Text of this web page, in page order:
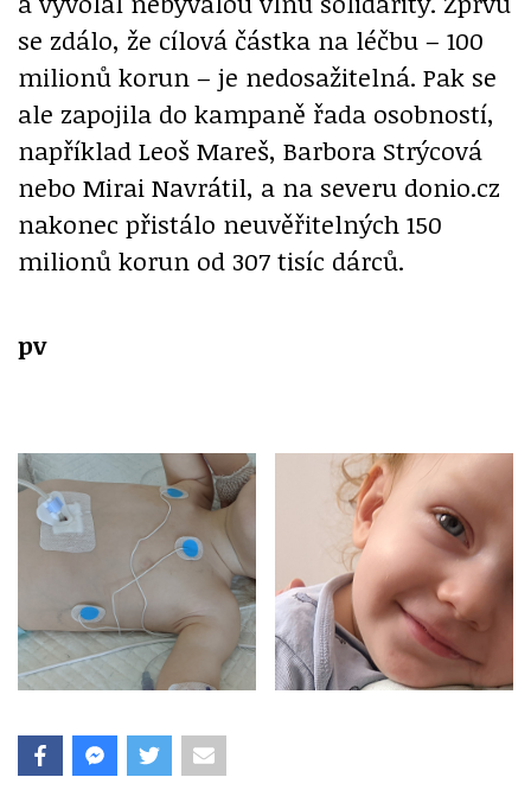
se zdálo, že cílová částka na léčbu – 100
milionů korun – je nedosažitelná. Pak se
ale zapojila do kampaně řada osobností,
například Leoš Mareš, Barbora Strýcová
nebo Mirai Navrátil, a na severu donio.cz
nakonec přistálo neuvěřitelných 150
milionů korun od 307 tisíc dárců.
pv